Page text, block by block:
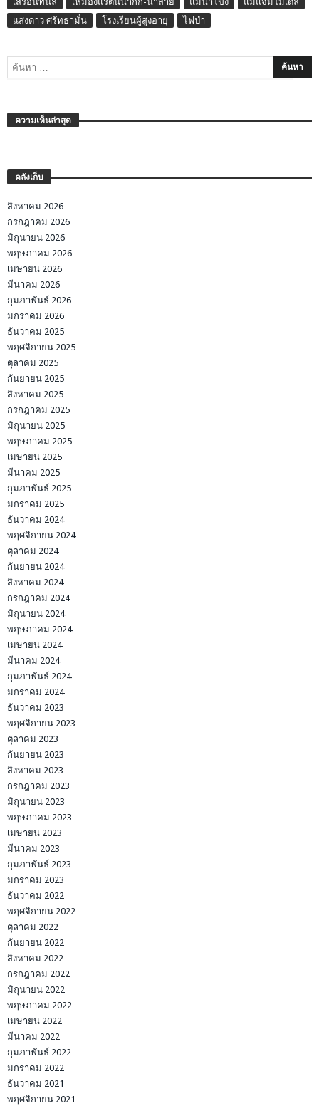
แสงดาว ศรัทธามั่น
โรงเรียนผู้สูงอายุ ไฟป่า
ความเห็นล่าสุด
คลังเก็บ
สิงหาคม 2026
กรกฎาคม 2026
มิถุนายน 2026
พฤษภาคม 2026
เมษายน 2026
มีนาคม 2026
กุมภาพันธ์ 2026
มกราคม 2026
ธันวาคม 2025
พฤศจิกายน 2025
ตุลาคม 2025
กันยายน 2025
สิงหาคม 2025
กรกฎาคม 2025
มิถุนายน 2025
พฤษภาคม 2025
เมษายน 2025
มีนาคม 2025
กุมภาพันธ์ 2025
มกราคม 2025
ธันวาคม 2024
พฤศจิกายน 2024
ตุลาคม 2024
กันยายน 2024
สิงหาคม 2024
กรกฎาคม 2024
มิถุนายน 2024
พฤษภาคม 2024
เมษายน 2024
มีนาคม 2024
กุมภาพันธ์ 2024
มกราคม 2024
ธันวาคม 2023
พฤศจิกายน 2023
ตุลาคม 2023
กันยายน 2023
สิงหาคม 2023
กรกฎาคม 2023
มิถุนายน 2023
พฤษภาคม 2023
เมษายน 2023
มีนาคม 2023
กุมภาพันธ์ 2023
มกราคม 2023
ธันวาคม 2022
พฤศจิกายน 2022
ตุลาคม 2022
กันยายน 2022
สิงหาคม 2022
กรกฎาคม 2022
มิถุนายน 2022
พฤษภาคม 2022
เมษายน 2022
มีนาคม 2022
กุมภาพันธ์ 2022
มกราคม 2022
ธันวาคม 2021
พฤศจิกายน 2021